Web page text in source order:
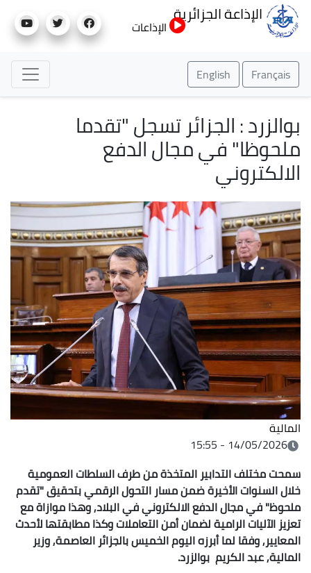
إلى
الإذاعة الجزائرية
الإذاعات
Français
English
بوالزرد : الجزائر تسجل "تقدما
ملحوظا" في مجال الدفع
الالكتروني
المالية
14/05/2026 - 15:55
سمحت مختلف التدابير المتخذة من طرف السلطات العمومية
خلال السنوات الأخيرة ضمن مسار التحول الرقمي بتحقيق "تقدم
ملحوظ" في مجال الدفع الالكتروني في البلاد, وهذا موازاة مع
تعزيز الآليات الرامية لضمان أمن التعاملات وكذا مطابقتها لأحدث
المعايير, وفقا لما أبرزه اليوم الخميس بالجزائر العاصمة, وزير
المالية, عبد الكريم بوالزرد.